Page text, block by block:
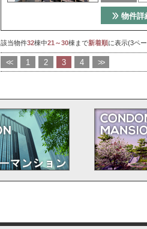
物件詳
該当物件32棟中21～30棟まで新着順に表示(3ペ
<< 1 2 3 4 >>